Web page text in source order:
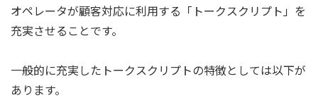
オペレータが顧客対応に利用する「トークスクリプト」を
充実させることです。
一般的に充実したトークスクリプトの特徴としては以下が
あります。